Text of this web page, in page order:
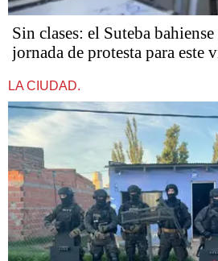
Sin clases: el Suteba
jornada de protesta para este
LA CIUDAD.